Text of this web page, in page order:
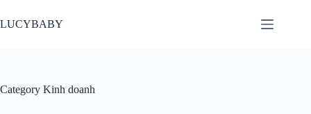
to
content
LUCYBABY
Category Kinh doanh